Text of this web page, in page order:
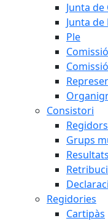
Junta
Junta
Ple
Consistori
Grups
Regidories
Cartipàs